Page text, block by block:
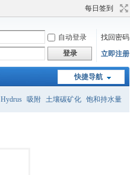
每日签到
自动登录
找回密码
登录 立即注册
快捷导航
Hydrus 吸附 土壤碳矿化 饱和持水量